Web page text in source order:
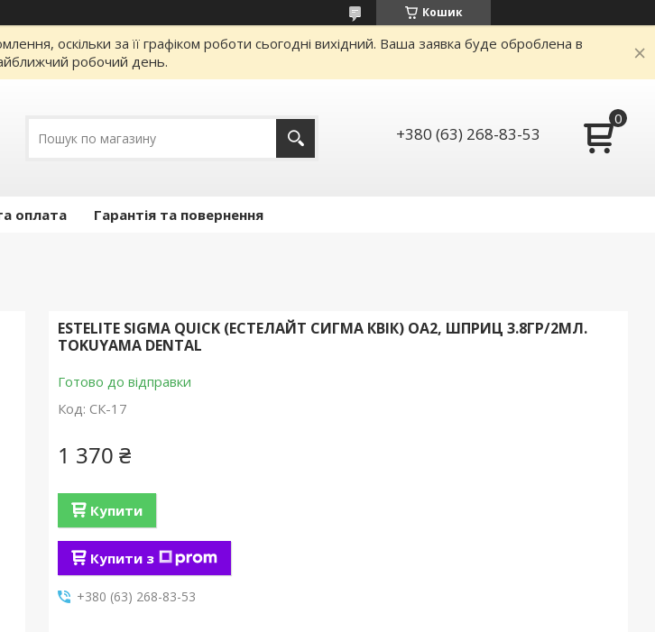
Кошик
оскільки за її графіком роботи сьогодні вихідний. Ваша заявка буде оброблена в
робочий день.
+380 (63) 268-83-53
оплата Гарантія та повернення
ESTELITE SIGMA QUICK (ЕСТЕЛАЙТ СИГМА КВІК) OA2, ШПРИЦ 3.8ГР/2МЛ.
TOKUYAMA DENTAL
Готово до відправки
Код: СК-17
1 370 ₴
Купити
Купити з
+380 (63) 268-83-53